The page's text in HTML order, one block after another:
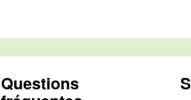
Questions